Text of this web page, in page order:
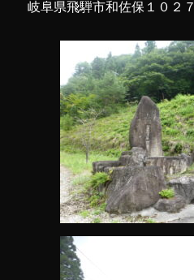
つ
岐阜県飛騨市和佐保１０２７